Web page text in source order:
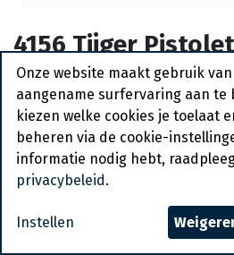
4156 Tijger
Lorraine 65 x 70 gr
Bestelartikel
Vraag een account aan
Algemene voorwaarden
30-dagen geld terug garantie
Verzending: 2-3 werkdagen
Onze website maakt gebruik
aangename surfervaring aan te
kiezen welke cookies je toelaat
beheren via de cookie-
informatie nodig hebt,
privacybeleid .
Instellen